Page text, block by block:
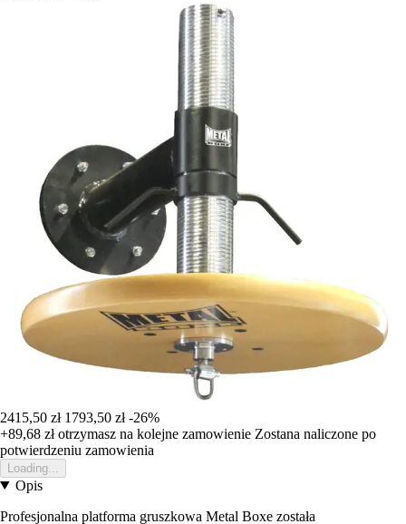
2415,50 zł 1793,50 zł -26%
+89,68 złotrzymasz na kolejne zamowienie Zostana naliczone po
potwierdzeniu zamowienia
Loading...
Opis
Profesjonalna platforma gruszkowa Metal Boxe została